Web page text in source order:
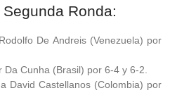
Ronda:
De Andreis (Venezuela) por
Cunha (Brasil) por 6-4 y 6-2.
David Castellanos (Colombia) por